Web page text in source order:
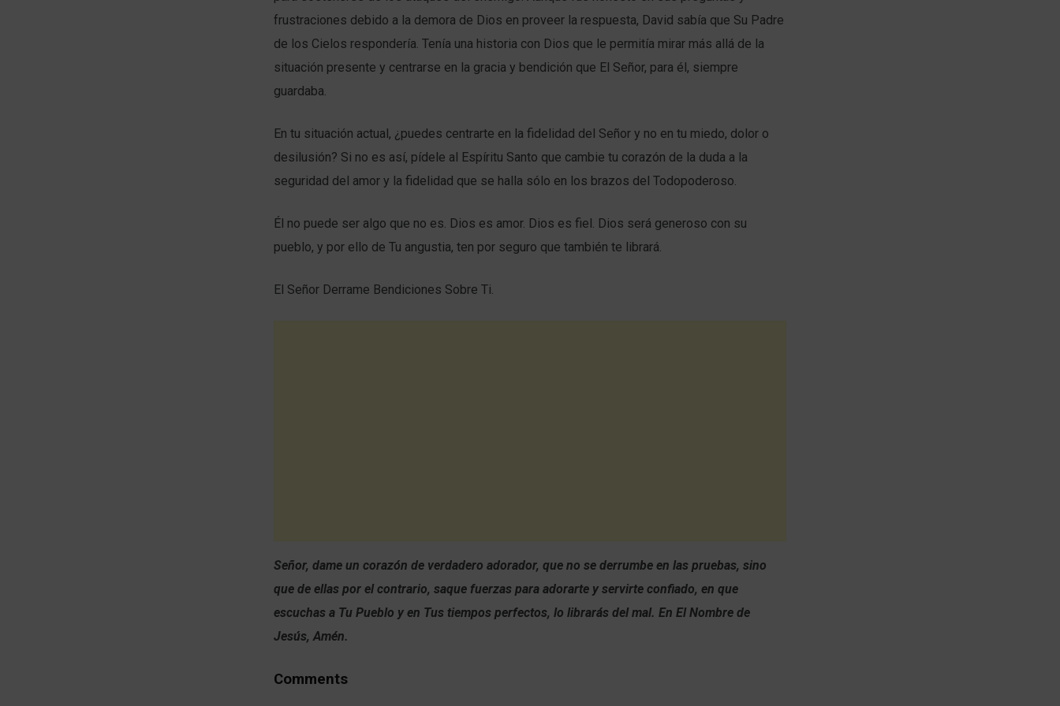
frustraciones debido a la demora de Dios en proveer la respuesta, David sabía que Su Padre
de los Cielos respondería. Tenía una historia con Dios que le permitía mirar más allá de la
situación presente y centrarse en la gracia y bendición que El Señor, para él, siempre
guardaba.
En tu situación actual, ¿puedes centrarte en la fidelidad del Señor y no en tu miedo, dolor o
desilusión? Si no es así, pídele al Espíritu Santo que cambie tu corazón de la duda a la
seguridad del amor y la fidelidad que se halla sólo en los brazos del Todopoderoso.
Él no puede ser algo que no es. Dios es amor. Dios es fiel. Dios será generoso con su
pueblo, y por ello de Tu angustia, ten por seguro que también te librará.
El Señor Derrame Bendiciones Sobre Ti.
Señor, dame un corazón de verdadero adorador, que no se derrumbe en las pruebas, sino
que de ellas por el contrario, saque fuerzas para adorarte y servirte confiado, en que
escuchas a Tu Pueblo y en Tus tiempos perfectos, lo librarás del mal. En El Nombre de
Jesús, Amén.
Comments